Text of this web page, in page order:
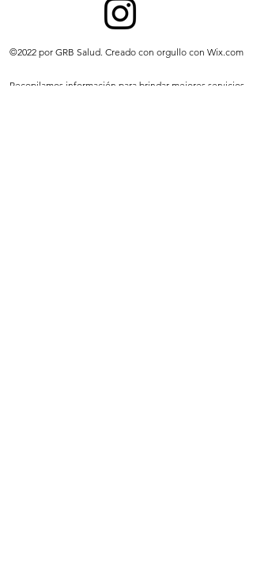
©2022 por GRB Salud. Creado con orgullo con Wix.com
Recopilamos información para brindar mejores servicios